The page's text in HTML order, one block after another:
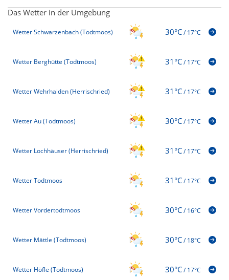
Das Wetter in der Umgebung
Wetter Schwarzenbach (Todtmoos) 30°C/17°C
Wetter Berghütte (Todtmoos) 31°C/17°C
Wetter Wehrhalden (Herrischried) 31°C/17°C
Wetter Au (Todtmoos) 30°C/17°C
Wetter Lochhäuser (Herrischried) 31°C/17°C
Wetter Todtmoos 31°C/17°C
Wetter Vordertodtmoos 30°C/16°C
Wetter Mättle (Todtmoos) 30°C/18°C
Wetter Höfle (Todtmoos) 30°C/17°C